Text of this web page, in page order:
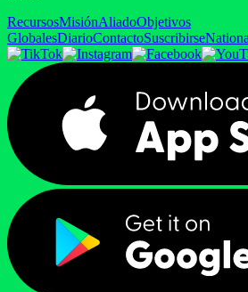
RecursosMisiónAliadoObjetivos
GlobalesDiarioContactoSuscribirse